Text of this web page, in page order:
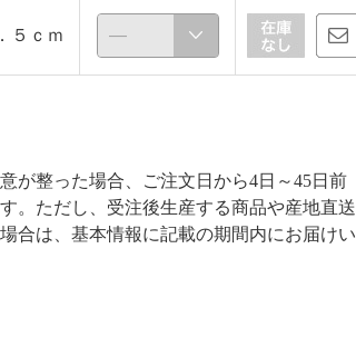
５ｃｍ
が整った場合、ご注文日から4日～45日前
。ただし、受注後生産する商品や産地直送
合は、基本情報に記載の期間内にお届けい